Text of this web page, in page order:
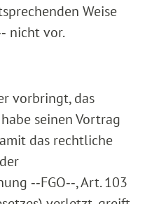
Weise
nicht vor.
vorbringt, das
seinen Vortrag
das rechtliche
‑‑FGO‑‑, Art. 103